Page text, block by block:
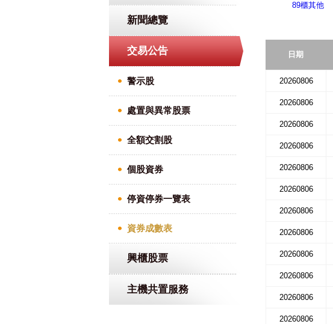
新聞總覽
交易公告
警示股
處置與異常股票
全額交割股
個股資券
停資停券一覽表
資券成數表
興櫃股票
主機共置服務
89櫃其他
日期
20260806
20260806
20260806
20260806
20260806
20260806
20260806
20260806
20260806
20260806
20260806
20260806